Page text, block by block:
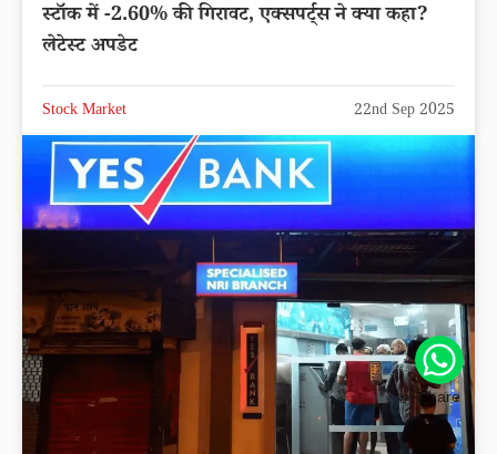
स्टॉक में -2.60% की गिरावट, एक्सपर्ट्स ने क्या कहा?
लेटेस्ट अपडेट
Stock Market 22nd Sep 2025
Share